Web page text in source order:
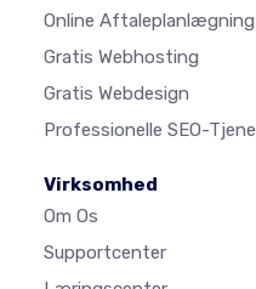
Online Aftaleplanlægning
Gratis Webhosting
Gratis Webdesign
Professionelle SEO-
Virksomhed
Om Os
Supportcenter